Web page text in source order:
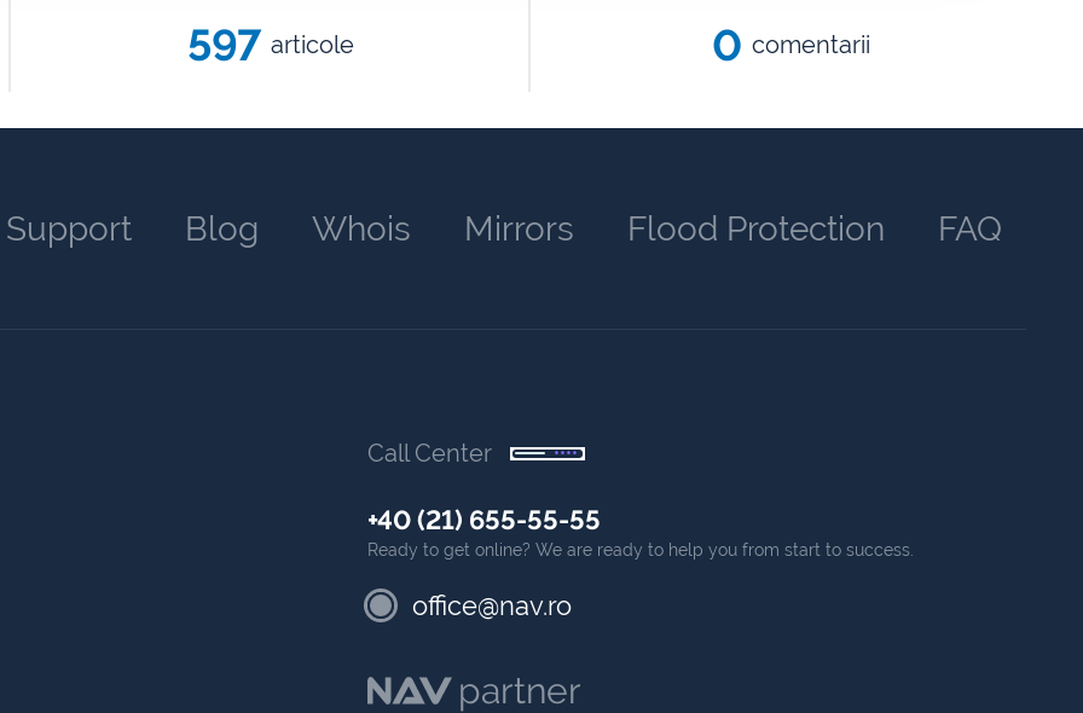
597 articole 0 comentarii
Support Blog Whois Mirrors Flood Protection FAQ
Call Center
+40 (21) 655-55-55
Ready to get online? We are ready to help you from start to success.
office@nav.ro
partner